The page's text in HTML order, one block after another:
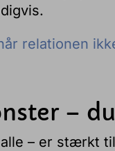
relationen
–
– er stærkt